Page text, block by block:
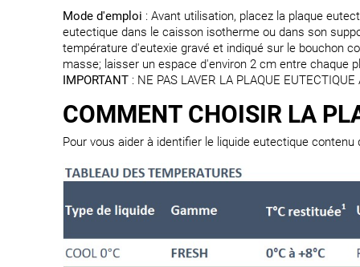
Mode d'emploi : Avant utilisation, placez la plaque
eutectique dans le caisson isotherme ou dans son
température d'eutexie gravé et indiqué sur le bouchon
masse; laisser un espace d'environ 2 cm entre chaque
IMPORTANT : NE PAS LAVER LA PLAQUE EUTECTIQUE
COMMENT CHOISIR LA
Pour vous aider à identifier le liquide eutectique